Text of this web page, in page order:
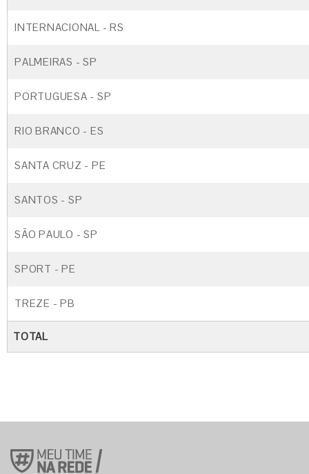
INTERNACIONAL - RS
PALMEIRAS - SP
PORTUGUESA - SP
RIO BRANCO - ES
SANTA CRUZ - PE
SANTOS - SP
SÃO PAULO - SP
SPORT - PE
TREZE - PB
TOTAL